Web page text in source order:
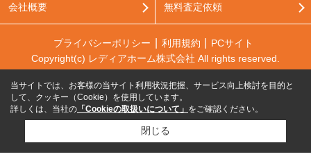
会社概要 無料査定依頼
プライバシーポリシー 利用規約
PCサイト
Copyright(c) レディアホーム株式会社 All rights reserved.
当サイトでは、お客様の当サイト利用状況把握、サービス向上検討を目的と
して、クッキー（Cookie）を使用しています。
詳しくは、当社の 「Cookieの取扱いについて」 をご確認ください。
閉じる